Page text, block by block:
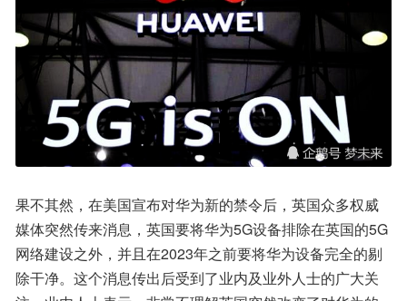
果不其然，在美国宣布对华为新的禁令后，英国众多权威
媒体突然传来消息，英国要将华为5G设备排除在英国的5G
网络建设之外，并且在2023年之前要将华为设备完全的剔
除干净。这个消息传出后受到了业内及业外人士的广大关